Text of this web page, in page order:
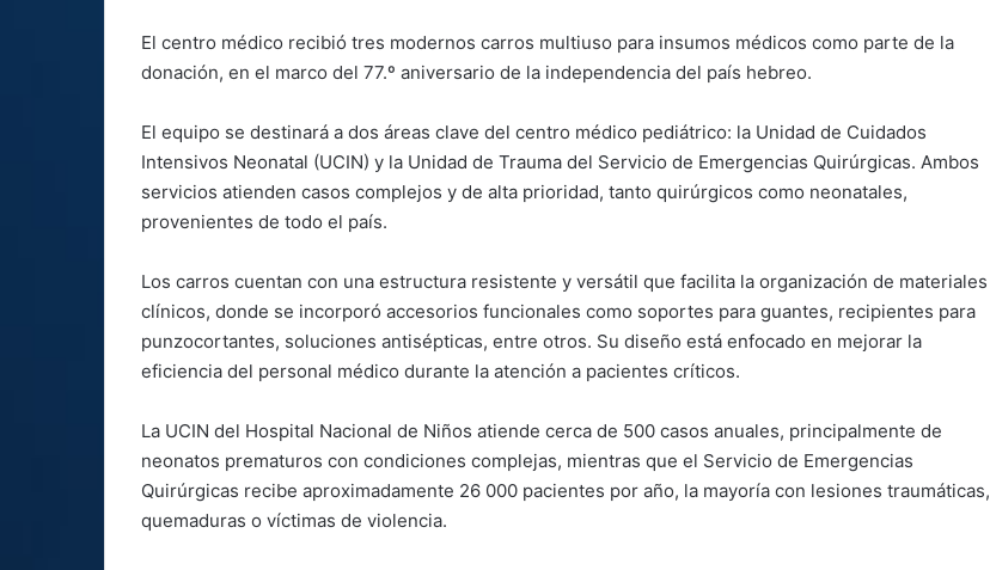
El centro médico recibió tres modernos carros multiuso para insumos médicos como parte de la
donación, en el marco del 77.º aniversario de la independencia del país hebreo.
El equipo se destinará a dos áreas clave del centro médico pediátrico: la Unidad de Cuidados
Intensivos Neonatal (UCIN) y la Unidad de Trauma del Servicio de Emergencias Quirúrgicas. Ambos
servicios atienden casos complejos y de alta prioridad, tanto quirúrgicos como neonatales,
provenientes de todo el país.
Los carros cuentan con una estructura resistente y versátil que facilita la organización de materiales
clínicos, donde se incorporó accesorios funcionales como soportes para guantes, recipientes para
punzocortantes, soluciones antisépticas, entre otros. Su diseño está enfocado en mejorar la
eficiencia del personal médico durante la atención a pacientes críticos.
La UCIN del Hospital Nacional de Niños atiende cerca de 500 casos anuales, principalmente de
neonatos prematuros con condiciones complejas, mientras que el Servicio de Emergencias
Quirúrgicas recibe aproximadamente 26 000 pacientes por año, la mayoría con lesiones traumáticas,
quemaduras o víctimas de violencia.